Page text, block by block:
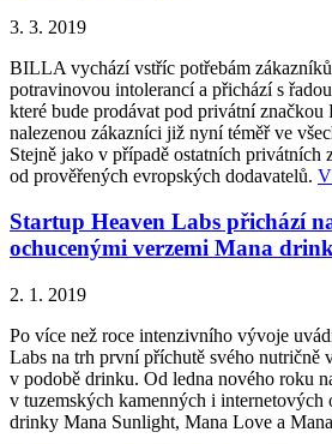
3. 3. 2019
BILLA vychází vstříc potřebám
potravinovou intolerancí a přichází s
které bude prodávat pod privátní
nalezenou zákazníci již nyní téměř ve
Stejně jako v případě ostatních privátních
od prověřených evropských dodavatelů.
Startup Heaven Labs přichází
ochucenými verzemi Mana
2. 1. 2019
Po více než roce intenzivního vývoje
Labs na trh první příchutě svého nutričně
v podobě drinku. Od ledna nového roku
v tuzemských kamenných i internetových
drinky Mana Sunlight, Mana Love a